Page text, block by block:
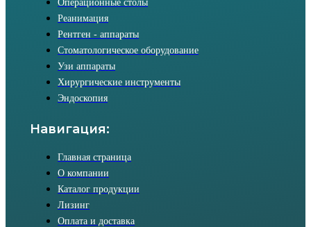
Операционные столы
Реанимация
Рентген - аппараты
Стоматологическое оборудование
Узи аппараты
Хирургические инструменты
Эндоскопия
Навигация:
Главная страница
О компании
Каталог продукции
Лизинг
Оплата и доставка